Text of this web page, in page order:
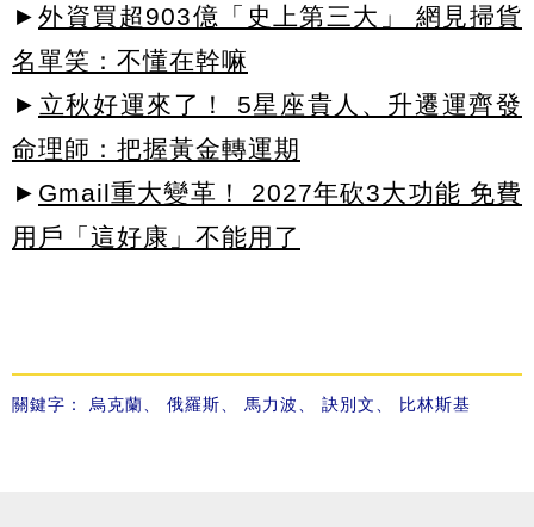
► 外資買超903億「史上第三大」 網見掃貨
名單笑：不懂在幹嘛
► 立秋好運來了！ 5星座貴人、升遷運齊發
命理師：把握黃金轉運期
► Gmail重大變革！ 2027年砍3大功能 免費
用戶「這好康」不能用了
關鍵字： 烏克蘭 俄羅斯 馬力波 訣別文 比林斯基